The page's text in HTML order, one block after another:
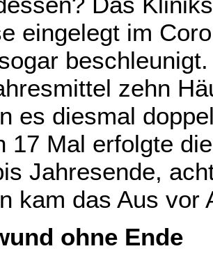
eingelegt im
zehn
es diesmal
17 Mal erfolgte
Jahresende,
kam das Aus vor
ohne Ende